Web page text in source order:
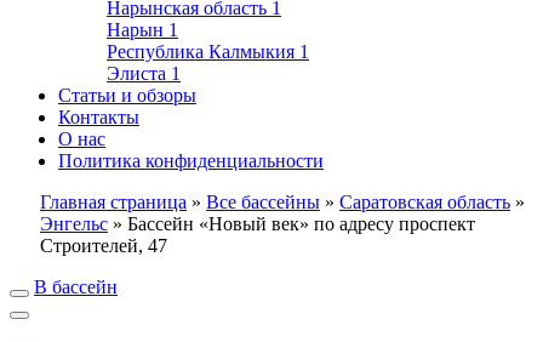
Нарынская область 1
Нарын 1
Республика Калмыкия 1
Элиста 1
Статьи и обзоры
Контакты
О нас
Политика конфиденциальности
Главная страница » Все бассейны » Саратовская область »
Энгельс » Бассейн «Новый век» по адресу проспект
Строителей, 47
В бассейн